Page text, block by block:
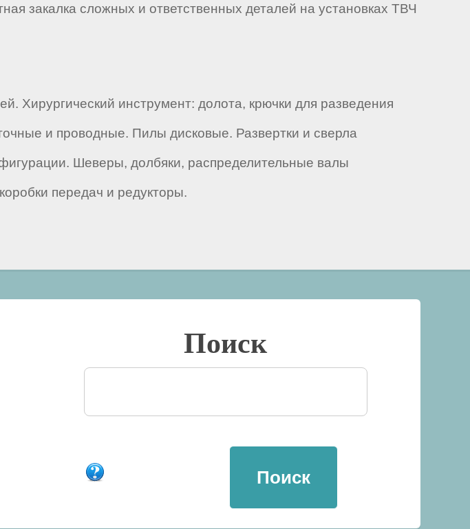
закалка сложных и ответственных деталей на установках ТВЧ
Хирургический инструмент: долота, крючки для разведения
и проводные. Пилы дисковые. Развертки и сверла
Шеверы, долбяки, распределительные валы
передач и редукторы.
Поиск